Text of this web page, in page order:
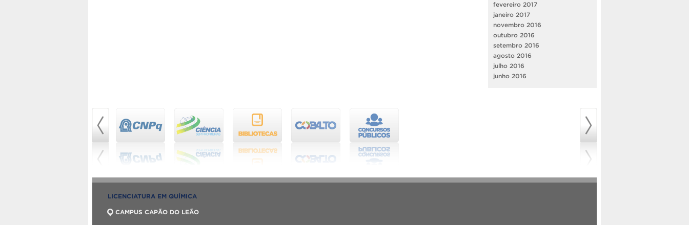
fevereiro 2017
janeiro 2017
novembro 2016
outubro 2016
setembro 2016
agosto 2016
julho 2016
junho 2016
LICENCIATURA EM QUÍMICA
CAMPUS CAPÃO DO LEÃO